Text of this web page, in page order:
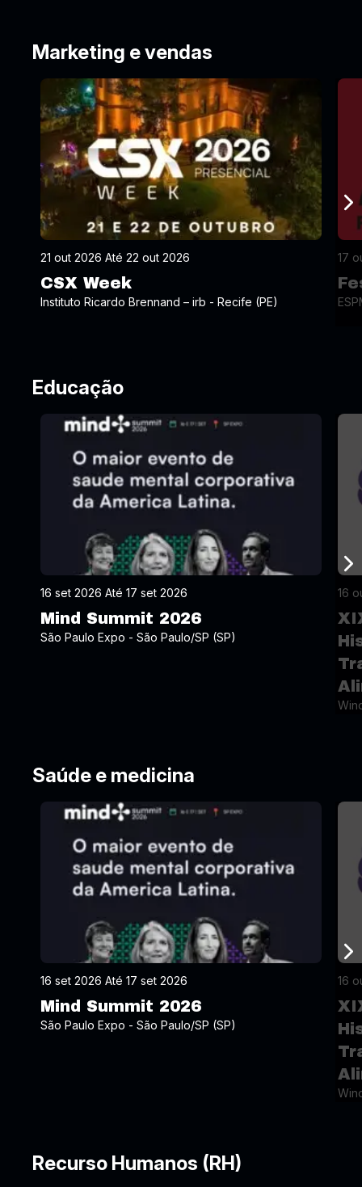
Marketing e vendas
21 out 2026 Até 22 out 2026
CSX Week
Instituto Ricardo Brennand – irb - Recife (PE)
17
Educação
16 set 2026 Até 17 set 2026
Mind Summit 2026
São Paulo Expo - São Paulo/SP (SP)
16
Saúde e medicina
16 set 2026 Até 17 set 2026
Mind Summit 2026
São Paulo Expo - São Paulo/SP (SP)
16
Recurso Humanos (RH)